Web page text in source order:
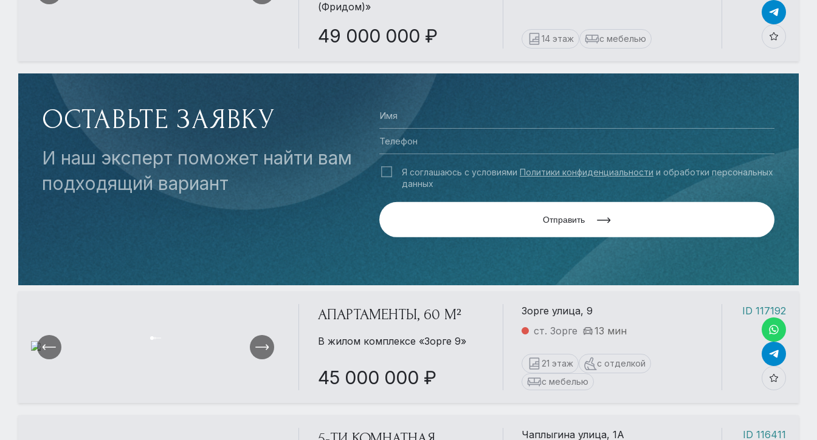
(Фридом)»
49 000 000 ₽ 14 этаж с мебелью
ОСТАВЬТЕ ЗАЯВКУ
И наш эксперт поможет найти вам
подходящий вариант
Я соглашаюсь с условиями Политики конфиденциальности и обработки персональных
данных
Отправить
АПАРТАМЕНТЫ, 60 М²
В жилом комплексе «Зорге 9»
45 000 000 ₽
Зорге улица, 9
ст. Зорге
13 мин
21 этаж
с отделкой
с мебелью
ID 117192
Чаплыгина улица, 1А
ID 116411